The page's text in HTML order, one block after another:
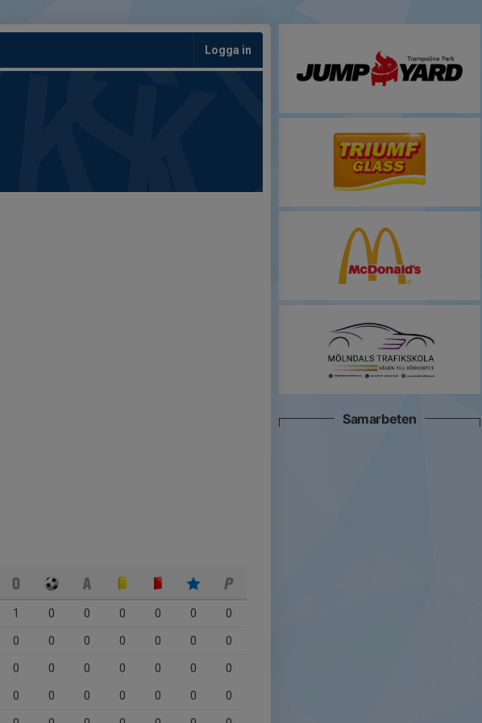
Logga in
1 0 0 0 0 0
0
0 0 0 0 0 0
0
0 0 0 0 0 0
0
0 0 0 0 0 0
0
Samarbeten